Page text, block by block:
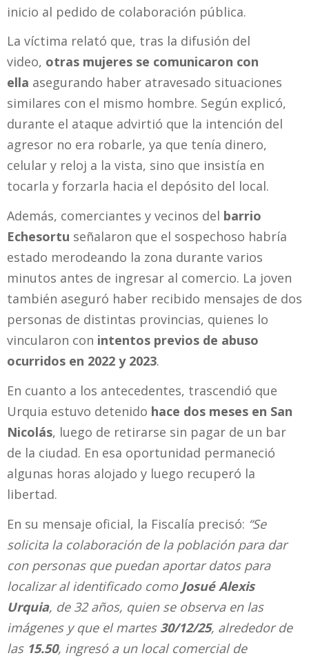
inicio al pedido de colaboración pública.
La víctima relató que, tras la difusión del
video, otras mujeres se comunicaron con
ella asegurando haber atravesado situaciones
similares con el mismo hombre. Según explicó,
durante el ataque advirtió que la intención del
agresor no era robarle, ya que tenía dinero,
celular y reloj a la vista, sino que insistía en
tocarla y forzarla hacia el depósito del local.
Además, comerciantes y vecinos del barrio
Echesortu señalaron que el sospechoso habría
estado merodeando la zona durante varios
minutos antes de ingresar al comercio. La joven
también aseguró haber recibido mensajes de dos
personas de distintas provincias, quienes lo
vincularon con intentos previos de abuso
ocurridos en 2022 y 2023.
En cuanto a los antecedentes, trascendió que
Urquia estuvo detenido hace dos meses en San
Nicolás, luego de retirarse sin pagar de un bar
de la ciudad. En esa oportunidad permaneció
algunas horas alojado y luego recuperó la
libertad.
En su mensaje oficial, la Fiscalía precisó: “Se
solicita la colaboración de la población para dar
con personas que puedan aportar datos para
localizar al identificado como Josué Alexis
Urquia, de 32 años, quien se observa en las
imágenes y que el martes 30/12/25, alrededor de
las 15.50, ingresó a un local comercial de